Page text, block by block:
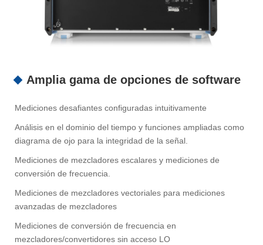
Amplia gama de opciones de software
Mediciones desafiantes configuradas intuitivamente
Análisis en el dominio del tiempo y funciones ampliadas como
diagrama de ojo para la integridad de la señal.
Mediciones de mezcladores escalares y mediciones de
conversión de frecuencia.
Mediciones de mezcladores vectoriales para mediciones
avanzadas de mezcladores
Mediciones de conversión de frecuencia en
mezcladores/convertidores sin acceso LO